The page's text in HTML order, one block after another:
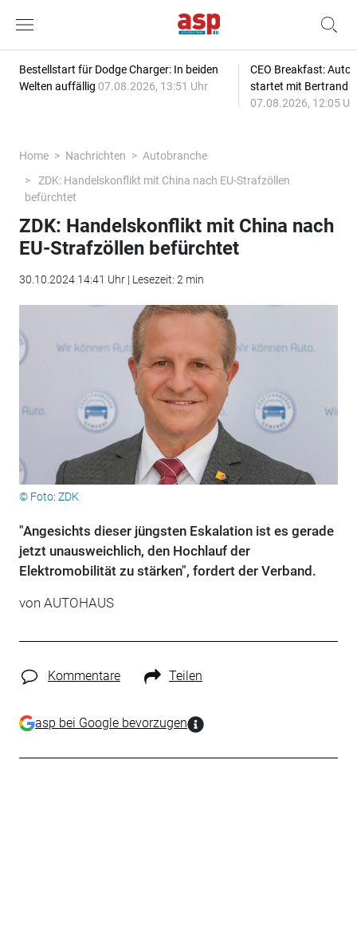
Bestellstart für Dodge Charger: In beiden
Welten auffällig 07.08.2026, 13:51 Uhr
CEO Breakfast:
startet mit Bertrand
07.08.2026, 12:05
Home Nachrichten
Autobranche
ZDK: Handelskonflikt mit China nach EU-Strafzöllen
befürchtet
ZDK: Handelskonflikt mit China nach
EU-Strafzöllen befürchtet
30.10.2024 14:41 Uhr | Lesezeit: 2 min
© Foto: ZDK
"Angesichts dieser jüngsten Eskalation ist es gerade
jetzt unausweichlich, den Hochlauf der
Elektromobilität zu stärken", fordert der Verband.
von AUTOHAUS
Kommentare Teilen
asp bei Google bevorzugen